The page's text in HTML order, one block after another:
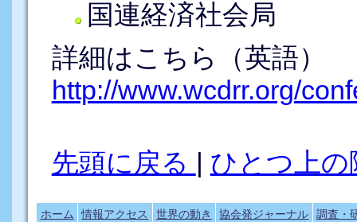
国連経済社会局
詳細はこちら（英語）
http://www.wcdrr.org/
先頭に戻る | ひとつ上の
ホーム 情報アクセス 世界の動き 協会発ジャーナル 調査・